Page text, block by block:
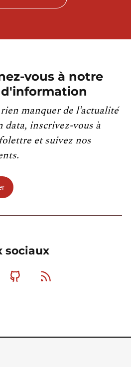
vous à notre
manquer de l’actualité
data, inscrivez-vous à
et suivez nos
sociaux
MastodonGithub